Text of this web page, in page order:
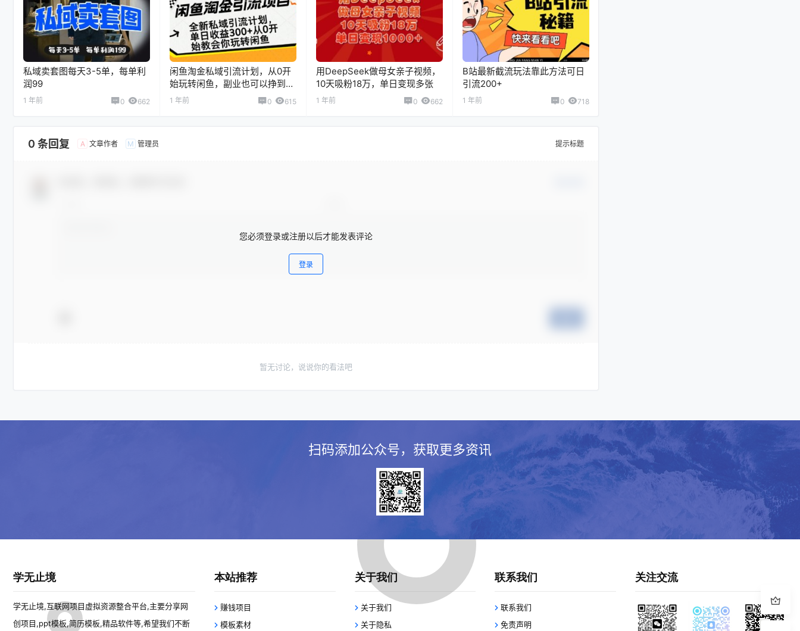
私域卖套图每天3-5单，每单利
润99
1 年前 0 662
闲鱼淘金私域引流计划，从0开
始玩转闲鱼，副业也可以挣到全
职的工资
1 年前 0 615
用DeepSeek做母女亲子视频，
10天吸粉18万，单日变现多张
1 年前 0 662
B站最新截流玩法靠此方法可日
引流200+
1 年前 0 718
0 条回复 A 文章作者 M 管理员 提示标题
您必须登录或注册以后才能发表评论
登录
暂无讨论，说说你的看法吧
扫码添加公众号，获取更多资讯
学无止境
学无止境,互联网项目虚拟资源整合平台,主要分享网
创项目,ppt模板,简历模板,精品软件等,希望我们不断
本站推荐
赚钱项目
模板素材
关于我们
关于我们
关于隐私
联系我们
联系我们
免责声明
关注交流